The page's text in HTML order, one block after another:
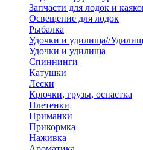
Запчасти для лодок и
Освещение для лодок
Рыбалка
Удочки и удилища//
Удочки и удилища
Спиннинги
Катушки
Лески
Крючки, грузы, оснастка
Плетенки
Приманки
Прикормка
Наживка